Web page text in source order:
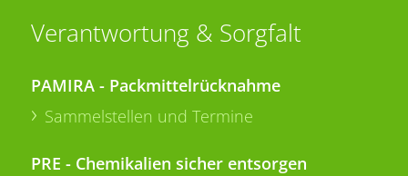
Verantwortung & Sorgfalt
PAMIRA - Packmittelrücknahme
Sammelstellen und Termine
PRE - Chemikalien sicher entsorgen